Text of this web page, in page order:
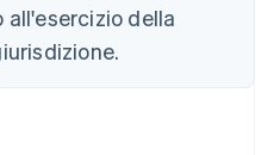
della